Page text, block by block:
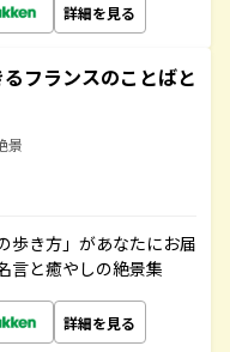
詳細を見る
フランスのことばと
景
歩き方」があなたにお届
言と癒やしの絶景集
詳細を見る